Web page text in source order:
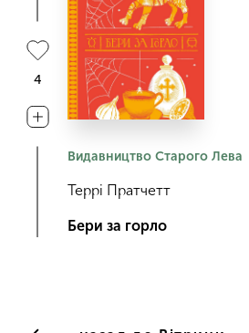
Видавництво Старого Лева
Террі Пратчетт
Бери за горло
4